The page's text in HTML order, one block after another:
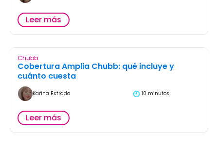
Leer más
Chubb
Cobertura Amplia Chubb: qué incluye y
cuánto cuesta
Karina Estrada 10 minutos
Leer más